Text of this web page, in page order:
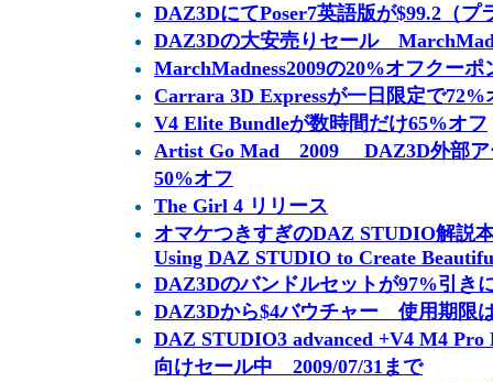
DAZ3DにてPoser7英語版が$99.2（プ
DAZ3Dの大安売りセール
MarchMadness2009の20%オフクーポ
Carrara 3D Expressが一日限定で72%
V4 Elite Bundleが数時間だけ65%オフ
Artist Go Mad 2009 DAZ3D外部ア
50%オフ
The Girl 4 リリース
オマケつきすぎのDAZ STUDIO解説
Using DAZ STUDIO to Create
DAZ3Dのバンドルセットが97%引き
DAZ3Dから$4バウチャー 使用期限
DAZ STUDIO3 advanced +V4 M4
向けセール中 2009/07/31まで